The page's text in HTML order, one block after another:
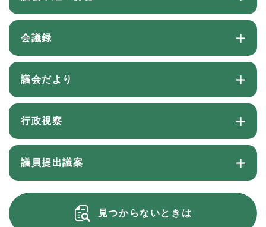
会議録
議会だより
行政視察
議員提出議案
見つからないときは